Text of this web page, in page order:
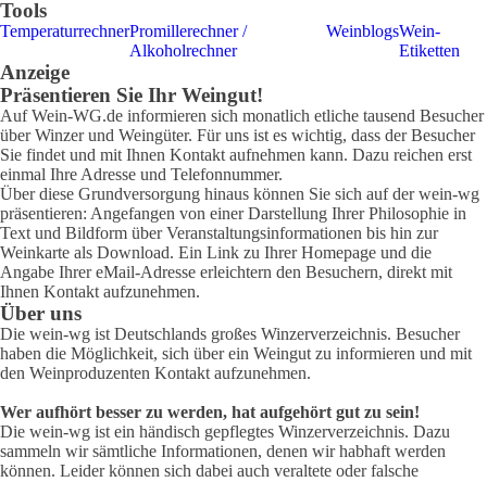
Tools
TemperaturrechnerPromillerechner /
Alkoholrechner
WeinblogsWein-
Etiketten
Anzeige
Präsentieren Sie Ihr Weingut!
Auf Wein-WG.de informieren sich monatlich etliche tausend Besucher
über Winzer und Weingüter. Für uns ist es wichtig, dass der Besucher
Sie findet und mit Ihnen Kontakt aufnehmen kann. Dazu reichen erst
einmal Ihre Adresse und Telefonnummer.
Über diese Grundversorgung hinaus können Sie sich auf der wein-wg
präsentieren: Angefangen von einer Darstellung Ihrer Philosophie in
Text und Bildform über Veranstaltungsinformationen bis hin zur
Weinkarte als Download. Ein Link zu Ihrer Homepage und die
Angabe Ihrer eMail-Adresse erleichtern den Besuchern, direkt mit
Ihnen Kontakt aufzunehmen.
Über uns
Die wein-wg ist Deutschlands großes Winzerverzeichnis. Besucher
haben die Möglichkeit, sich über ein Weingut zu informieren und mit
den Weinproduzenten Kontakt aufzunehmen.
Wer aufhört besser zu werden, hat aufgehört gut zu sein!
Die wein-wg ist ein händisch gepflegtes Winzerverzeichnis. Dazu
sammeln wir sämtliche Informationen, denen wir habhaft werden
können. Leider können sich dabei auch veraltete oder falsche